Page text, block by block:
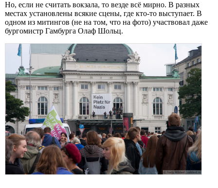
Но, если не считать вокзала, то везде всё мирно. В разных
местах установлены всякие сцены, где кто-то выступает. В
одном из митингов (не на том, что на фото) участвовал даже
бургомистр Гамбурга Олаф Шольц.